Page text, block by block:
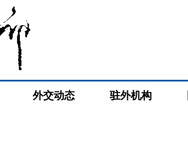
外交动态 驻外机构